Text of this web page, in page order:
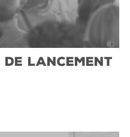
LANCEMENT